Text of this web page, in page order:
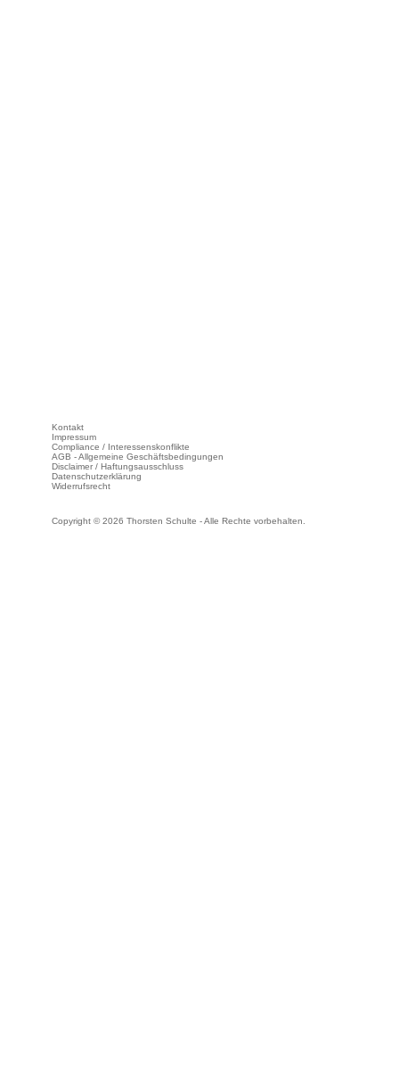
Kontakt
Impressum
Compliance / Interessenskonflikte
AGB - Allgemeine Geschäftsbedingungen
Disclaimer / Haftungsausschluss
Datenschutzerklärung
Widerrufsrecht
Copyright © 2026 Thorsten Schulte - Alle Rechte vorbehalten.